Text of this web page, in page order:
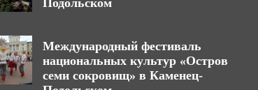
Подольском
Международный фестиваль
национальных культур «Остров
семи сокровищ» в Каменец-